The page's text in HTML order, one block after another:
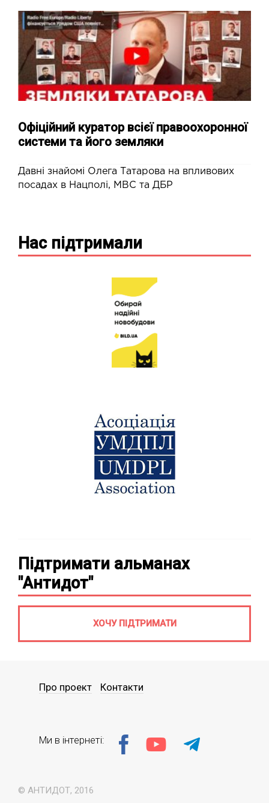
Офіційний куратор всієї правоохоронної
системи та його земляки
Давні знайомі Олега Татарова на впливових
посадах в Нацполі, МВС та ДБР
Нас підтримали
Підтримати альманах
"Антидот"
ХОЧУ ПІДТРИМАТИ
© АНТИДОТ, 2016
Про проект Контакти
Ми в інтернеті: